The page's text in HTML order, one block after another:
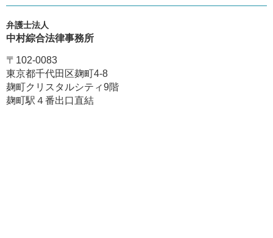
弁護士法人
中村綜合法律事務所
〒102-0083
東京都千代田区麹町4-8
麹町クリスタルシティ9階
麹町駅４番出口直結